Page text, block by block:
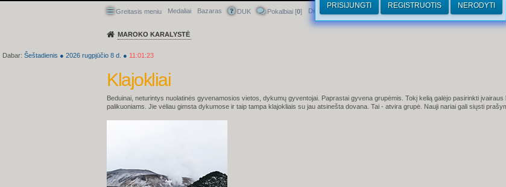
Greitasis meniu Medaliai Bazaras DUK Pokalbiai [0] Dirhamai
MAROKO KARALYSTĖ
Dabar: Šeštadienis ● 2026 rugpjūčio 8 d. ● 11:01:24
PRISIJUNGTI REGISTRUOTIS NERODYTI
Klajokliai
Beduinai, neturintys nuolatinės gyvenamosios vietos, dykumų gyventojai. Paprastai gyvena grupėmis. Tokį kelią galėjo pasirinkti
palikuoniams. Jie vėliau gimsta dykumose ir taip tampa klajokliais su jau atsinešta dovana. Tai - atvira grupė. Nauji nariai gali siųsti